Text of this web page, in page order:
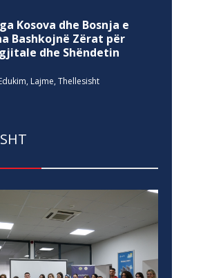
Kosova dhe Bosnja e
Bashkojnë Zërat për
dhe Shëndetin
, Lajme, Thellesisht